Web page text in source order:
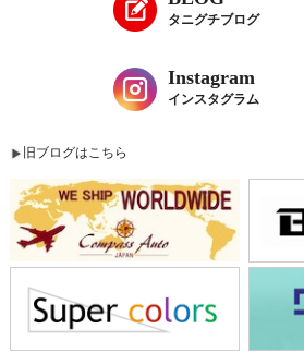
タニグチブログ
Instagram
インスタグラム
旧ブログはこちら